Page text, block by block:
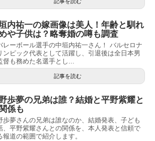
記事を読む
内祐一の嫁画像は美人！年齢と馴れ
や子供は？略奪婚の噂も調査
レーボール選手の中垣内祐一さん！ バルセロナ
ンピック代表として活躍し、引退後は全日本男
督も務めた名選手とし...
記事を読む
歩夢の兄弟は誰？結婚と平野紫耀と
係も
歩夢さんの兄弟は誰なのか、結婚発表、子ども
、平野紫耀さんとの関係を、本人発表と信頼で
報道の範囲で紹介します。